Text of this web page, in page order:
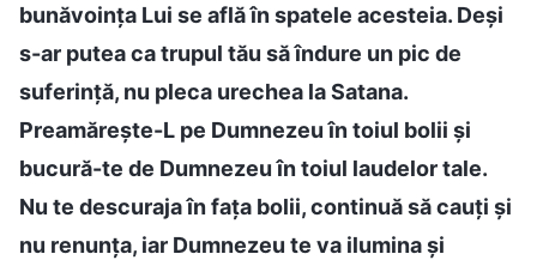
bunăvoința Lui se află în spatele acesteia. Deși
s-ar putea ca trupul tău să îndure un pic de
suferință, nu pleca urechea la Satana.
Preamărește-L pe Dumnezeu în toiul bolii și
bucură-te de Dumnezeu în toiul laudelor tale.
Nu te descuraja în fața bolii, continuă să cauți și
nu renunța, iar Dumnezeu te va ilumina și